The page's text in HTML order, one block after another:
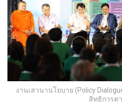
งานเสวนานโยบาย (Policy
สิทธิการต